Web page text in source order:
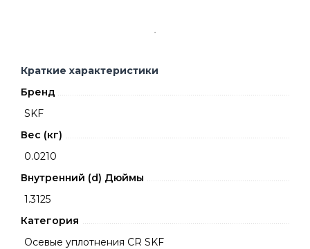
Краткие характеристики
Бренд
SKF
Вес (кг)
0.0210
Внутренний (d) Дюймы
1.3125
Категория
Осевые уплотнения CR SKF